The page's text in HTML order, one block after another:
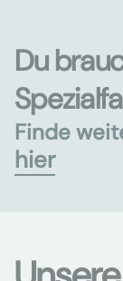
Du
Finde
hier